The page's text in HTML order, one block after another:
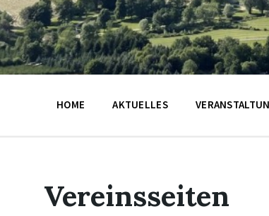
HOME AKTUELLES
Vereinsseiten